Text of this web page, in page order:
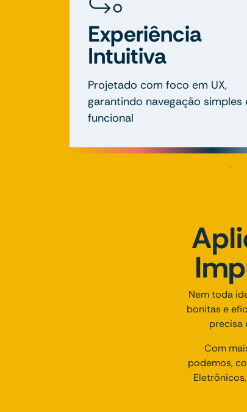
Experiência
Intuitiva
Projetado com foco em UX,
garantindo navegação simples
funcional
Nem toda
bonitas e
precisa
Com
podemos,